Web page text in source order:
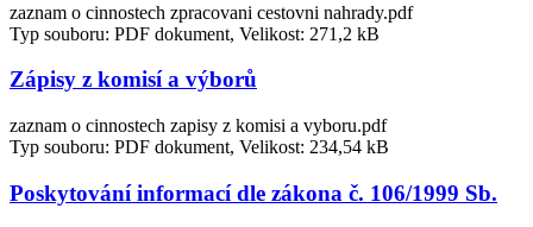
zaznam o cinnostech zpracovani cestovni nahrady.pdf
Typ souboru: PDF dokument, Velikost: 271,2 kB
Zápisy z komisí a výborů
zaznam o cinnostech zapisy z komisi a vyboru.pdf
Typ souboru: PDF dokument, Velikost: 234,54 kB
Poskytování informací dle zákona č. 106/1999 Sb.